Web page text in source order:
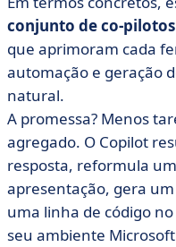
conjunto de co-pilotos
que aprimoram cada
automação e geração
natural.
A promessa? Menos
agregado. O Copilot
resposta, reformula
apresentação, gera
uma linha de código
seu ambiente